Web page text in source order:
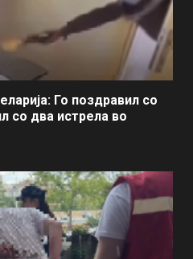
Го поздравил со
со два истрела во